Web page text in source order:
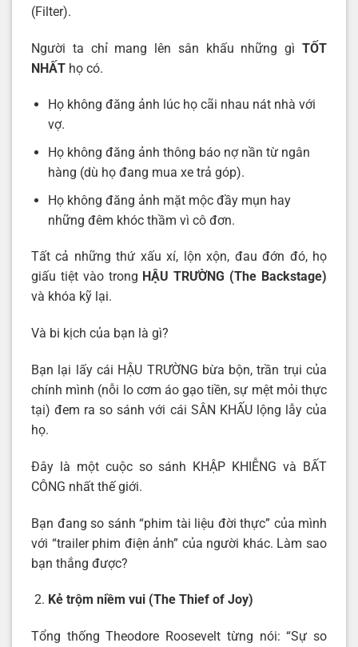
(Filter).
Người ta chỉ mang lên sân khấu những gì TỐT
NHẤT họ có.
Họ không đăng ảnh lúc họ cãi nhau nát nhà với
vợ.
Họ không đăng ảnh thông báo nợ nần từ ngân
hàng (dù họ đang mua xe trả góp).
Họ không đăng ảnh mặt mộc đầy mụn hay
những đêm khóc thầm vì cô đơn.
Tất cả những thứ xấu xí, lộn xộn, đau đớn đó, họ
giấu tiệt vào trong HẬU TRƯỜNG (The Backstage)
và khóa kỹ lại.
Và bi kịch của bạn là gì?
Bạn lại lấy cái HẬU TRƯỜNG bừa bộn, trần trụi của
chính mình (nỗi lo cơm áo gạo tiền, sự mệt mỏi thực
tại) đem ra so sánh với cái SÂN KHẤU lộng lẫy của
họ.
Đây là một cuộc so sánh KHẬP KHIỄNG và BẤT
CÔNG nhất thế giới.
Bạn đang so sánh “phim tài liệu đời thực” của mình
với “trailer phim điện ảnh” của người khác. Làm sao
bạn thắng được?
Kẻ trộm niềm vui (The Thief of Joy)
Tổng thống Theodore Roosevelt từng nói: “Sự so